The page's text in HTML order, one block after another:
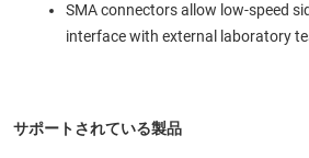
SMA connectors allow low-speed
interface with external laboratory